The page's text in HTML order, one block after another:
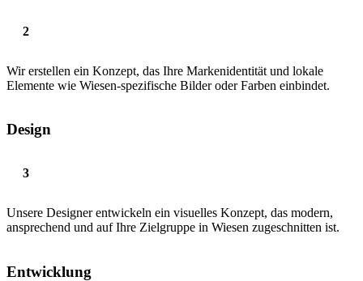
Wir erstellen ein Konzept, das Ihre Markenidentität und lokale
Elemente wie Wiesen-spezifische Bilder oder Farben einbindet.
Design
Unsere Designer entwickeln ein visuelles Konzept, das modern,
ansprechend und auf Ihre Zielgruppe in Wiesen zugeschnitten ist.
Entwicklung